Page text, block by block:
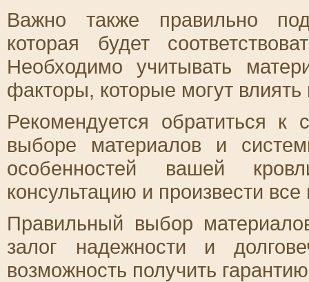
Важно также правильно
которая будет
Необходимо учитывать
факторы, которые могут
Рекомендуется обратиться к
выборе материалов и
особенностей вашей
консультацию и произвести
Правильный выбор
залог надежности и
возможность получить